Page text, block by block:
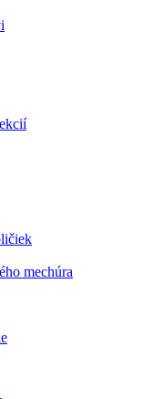
poradenstvo
náhrady funkcie
a navštívte nás.
mechúra